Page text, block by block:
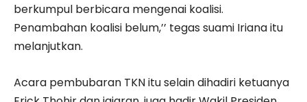
berkumpul berbicara mengenai koalisi.
Penambahan koalisi belum,’’ tegas suami Iriana itu
melanjutkan.
Acara pembubaran TKN itu selain dihadiri ketuanya